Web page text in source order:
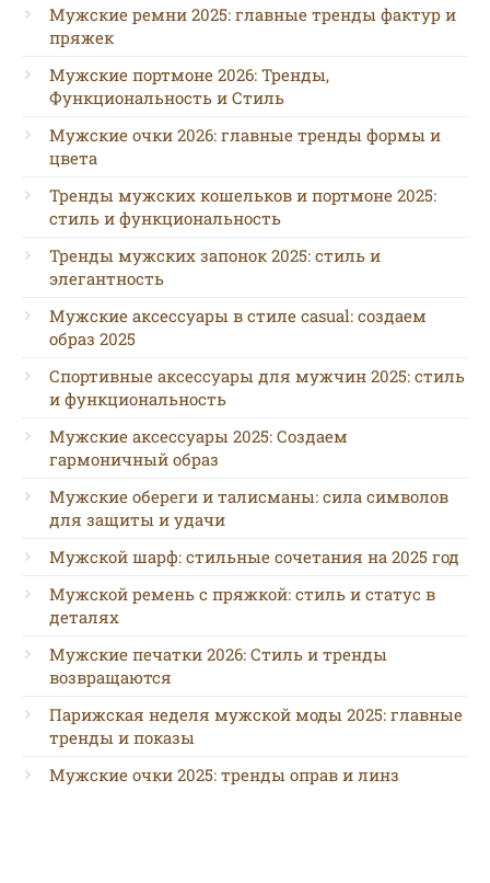
Мужские ремни 2025: главные тренды фактур и
пряжек
Мужские портмоне 2026: Тренды,
Функциональность и Стиль
Мужские очки 2026: главные тренды формы и
цвета
Тренды мужских кошельков и портмоне 2025:
стиль и функциональность
Тренды мужских запонок 2025: стиль и
элегантность
Мужские аксессуары в стиле casual: создаем
образ 2025
Спортивные аксессуары для мужчин 2025: стиль
и функциональность
Мужские аксессуары 2025: Создаем
гармоничный образ
Мужские обереги и талисманы: сила символов
для защиты и удачи
Мужской шарф: стильные сочетания на 2025 год
Мужской ремень с пряжкой: стиль и статус в
деталях
Мужские печатки 2026: Стиль и тренды
возвращаются
Парижская неделя мужской моды 2025: главные
тренды и показы
Мужские очки 2025: тренды оправ и линз